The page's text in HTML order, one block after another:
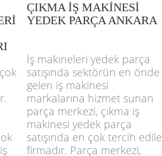
ÇIKMA İŞ MAKİNESİ
YEDEK PARÇA ANKARA
İş makineleri yedek parça
satışında sektörün en önde
gelen iş makinesi
markalarına hizmet sunan
parça merkezi, çıkma iş
makinesi yedek parça
satışında en çok tercih
firmadır. Parça merkezi,